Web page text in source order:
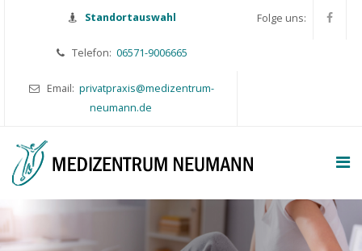
Standortauswahl
Telefon:06571-9006665
Email:privatpraxis@medizentrum-
neumann.de
Folge uns: